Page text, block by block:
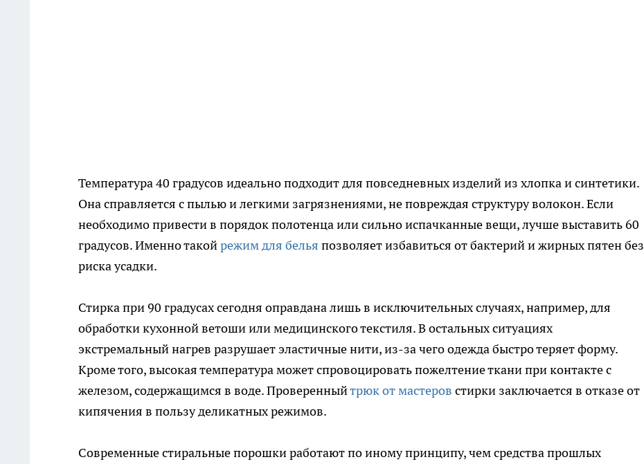
Температура 40 градусов идеально подходит для повседневных изделий из хлопка и синтетики.
Она справляется с пылью и легкими загрязнениями, не повреждая структуру волокон. Если
необходимо привести в порядок полотенца или сильно испачканные вещи, лучше выставить 60
градусов. Именно такойрежим для белья позволяет избавиться от бактерий и жирных пятен без
риска усадки.
Стирка при 90 градусах сегодня оправдана лишь в исключительных случаях, например, для
обработки кухонной ветоши или медицинского текстиля. В остальных ситуациях
экстремальный нагрев разрушает эластичные нити, из-за чего одежда быстро теряет форму.
Кроме того, высокая температура может спровоцировать пожелтение ткани при контакте с
железом, содержащимся в воде. Проверенныйтрюк от мастеров стирки заключается в отказе от
кипячения в пользу деликатных режимов.
Современные стиральные порошки работают по иному принципу, чем средства прошлых